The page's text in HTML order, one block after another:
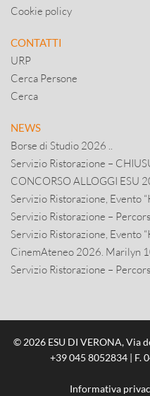
Cookie policy
CONTATTI
URP
Cerca Persone
Cerca
NEWS
Borse di Studio 2026 ..
Servizio Ristorazione –
CONCORSO ALLOGGI ESU
Servizio Ristorazione, Evento
Servizio Ristorazione – Percorsi
Servizio Ristorazione, Evento
CinemAteneo 2026. Marilyn
Servizio Ristorazione – Percorsi
© 2026 ESU DI VERONA, Via
+39 045 8052834| F.
Informativa